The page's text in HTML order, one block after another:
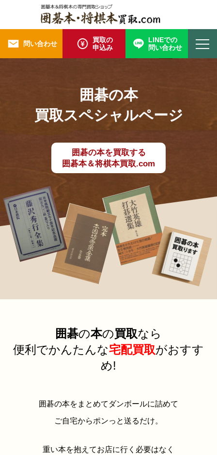
問い合わせ
買取の
申込み
LINEでの
問い合わせ
囲碁の本
買取スペシャルページ
囲碁の本を買取する
囲碁本＆将棋本買取.com
囲碁の本の買取なら
便利でかんたんな宅配買取がおすす
め!
囲碁の本をまとめてダンボールに詰めて
ご自宅からポンっと送るだけ。
重い本を抱えてお店に行く必要はなく